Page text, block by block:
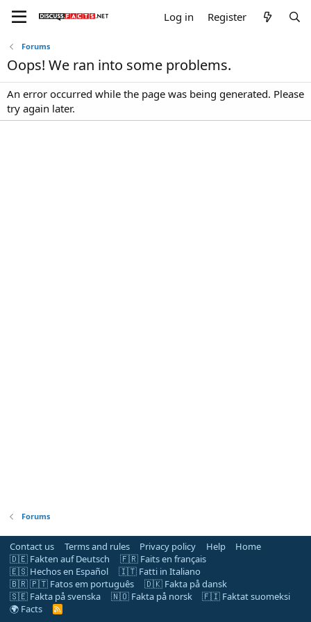
Log in Register
Forums
Oops! We ran into some problems.
An error occurred while the page was being generated. Please
try again later.
Forums
Contact us Terms and rules Privacy policy Help
Home
🇩🇪 Fakten auf Deutsch
🇫🇷 Faits en français
🇪🇸 Hechos en Español
🇮🇹 Fatti in Italiano
🇧🇷 🇵🇹 Fatos em português
🇩🇰 Fakta på dansk
🇸🇪 Fakta på svenska
🇳🇴 Fakta på norsk
🇫🇮 Faktat suomeksi
🌍 Facts
R